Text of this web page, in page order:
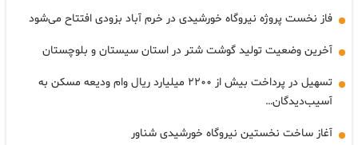
فاز نخست پروژه نیروگاه خورشیدی در خرم آباد بزودی افتتاح می‌شود
آخرین وضعیت تولید گوشت شتر در استان سیستان و بلوچستان
تسهیل در پرداخت بیش از ۲۲۰۰ میلیارد ریال وام ودیعه مسکن به
آسیب‌دیدگان…
آغاز ساخت نخستین نیروگاه خورشیدی شناور